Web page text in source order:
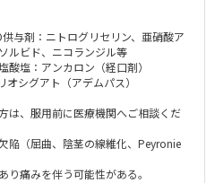
供与剤：ニトログリセリン、亜硝酸ア
ルビド、ニコランジル等
酸塩：アンカロン（経口剤）
オシグアト（アデムパス）
は、服用前に医療機関へご相談くだ
陥（屈曲、陰茎の線維化、Peyronie
り痛みを伴う可能性がある。